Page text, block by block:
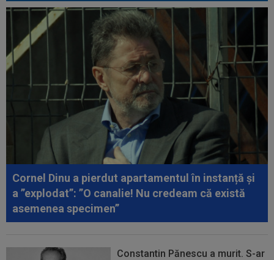
00:19 Jovo Lukic e în fața transferului carierei
Ilie Dumitrescu l-a pus ”la zid” pe
Becali, după decizia de la FCSB: ”Te-ai...
Micael Leandro a murit, după ce a fost
împușcat în timpul meciului
Surpriza serii în Europa: rezultat ”strălucitor”
pentru oaspeți în turul trei...
Cornel Dinu a pierdut apartamentul în instanță și
a ”explodat”: ”O canalie! Nu credeam că există
asemenea specimen”
Constantin Pănescu a murit. S-ar